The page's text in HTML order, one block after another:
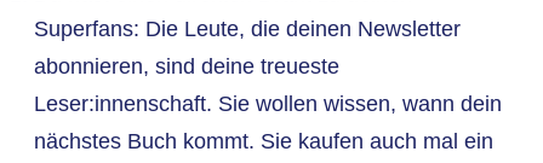
Superfans: Die Leute, die deinen Newsletter
abonnieren, sind deine treueste
Leser:innenschaft. Sie wollen wissen, wann dein
nächstes Buch kommt. Sie kaufen auch mal ein